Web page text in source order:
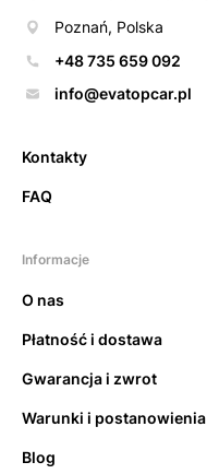
Poznań, Polska
+48 735 659 092
info@evatopcar.pl
Kontakty
FAQ
Informacje
O nas
Płatność i dostawa
Gwarancja i zwrot
Warunki i postanowienia
Blog